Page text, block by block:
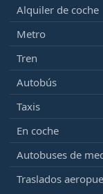
Alquiler de coche
Metro
Tren
Autobús
Taxis
En coche
Autobuses de
Traslados